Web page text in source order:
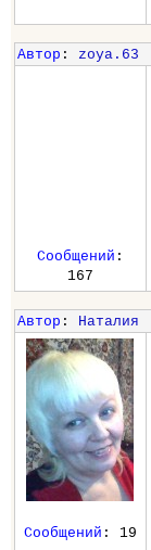
Автор : zoya.63
Сообщений :
167
Автор : Наталия
Сообщений : 19